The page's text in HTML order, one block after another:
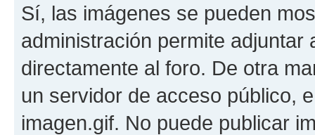
Sí, las imágenes se pueden
administración permite
directamente al foro. De otra
un servidor de acceso público,
imagen.gif. No puede publicar